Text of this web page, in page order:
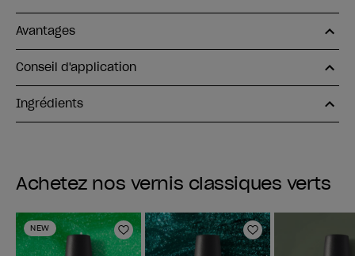
Avantages
Conseil d'application
Ingrédients
Achetez nos vernis classiques verts
NEW
Ajouter aux favorisAjouter aux